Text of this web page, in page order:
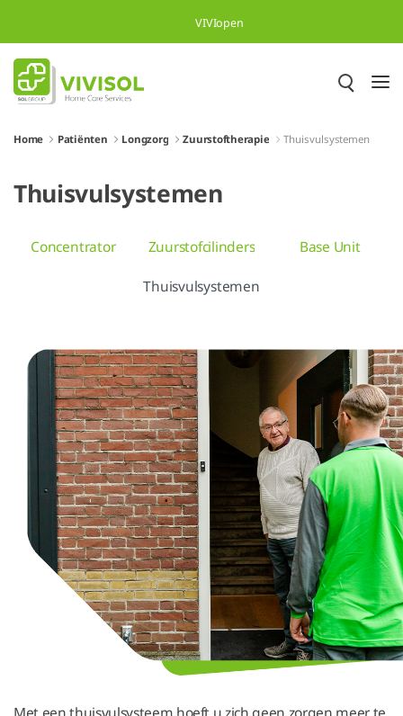
Overslaan en naar hoofdinhoud gaan
VIVIopen
Home Patiënten Longzorg Zuurstoftherapie Thuisvulsystemen
Thuisvulsystemen
Concentrator Zuurstofcilinders
Base Unit
Thuisvulsystemen